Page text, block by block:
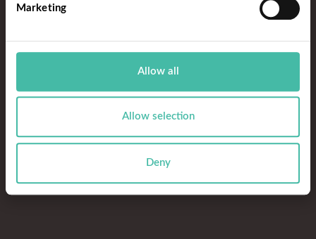
Marketing
Allow all
Allow selection
Deny